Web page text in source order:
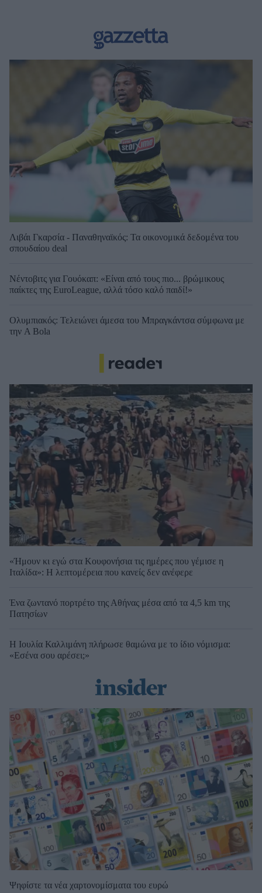
Λιβάι Γκαρσία - Παναθηναϊκός: Τα οικονομικά δεδομένα του
σπουδαίου deal
Νέντοβιτς για Γουόκαπ: «Είναι από τους πιο... βρώμικους
παίκτες της EuroLeague, αλλά τόσο καλό παιδί!»
Ολυμπιακός: Τελειώνει άμεσα του Μπραγκάντσα σύμφωνα με
την A Bola
«Ήμουν κι εγώ στα Κουφονήσια τις ημέρες που γέμισε η
Ιταλίδα»: Η λεπτομέρεια που κανείς δεν ανέφερε
Ένα ζωντανό πορτρέτο της Αθήνας μέσα από τα 4,5 km της
Πατησίων
Η Ιουλία Καλλιμάνη πλήρωσε θαμώνα με το ίδιο νόμισμα:
«Εσένα σου αρέσει;»
Ψηφίστε τα νέα χαρτονομίσματα του ευρώ